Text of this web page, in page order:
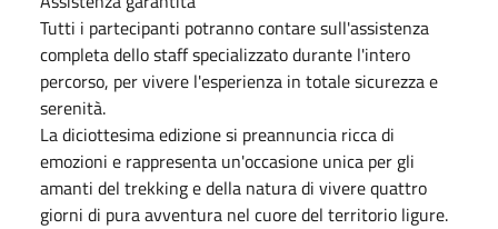
Tutti i partecipanti potranno contare sull'assistenza
completa dello staff specializzato durante l'intero
percorso, per vivere l'esperienza in totale sicurezza e
serenità.
La diciottesima edizione si preannuncia ricca di
emozioni e rappresenta un'occasione unica per gli
amanti del trekking e della natura di vivere quattro
giorni di pura avventura nel cuore del territorio ligure.